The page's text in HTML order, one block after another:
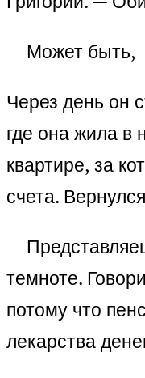
— Может быть,
Через день он
где она жила в
квартире, за
счета.
—
темноте.
потому что
лекарства